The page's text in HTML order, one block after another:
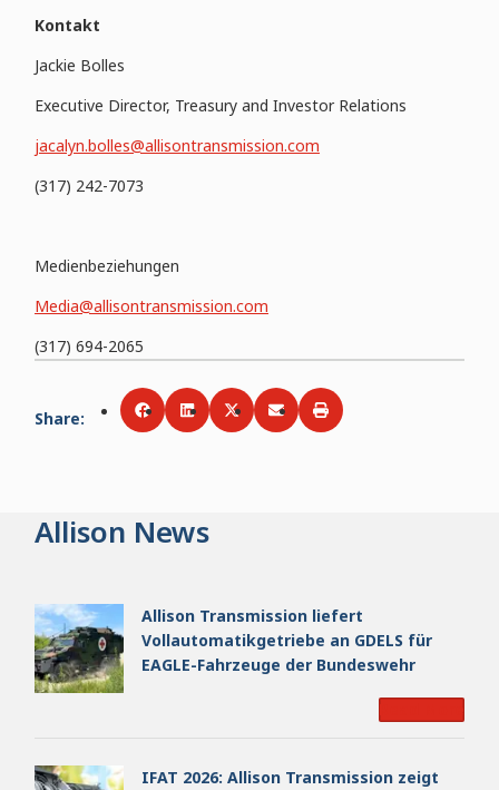
Kontakt
Jackie Bolles
Executive Director, Treasury and Investor Relations
jacalyn.bolles@allisontransmission.com
(317) 242-7073
Medienbeziehungen
Media@allisontransmission.com
(317) 694-2065
Share: Share viaFacebook
Share viaLinkedIn
Share viaTwitter
Share viaEmail
Print
Allison News
Allison Transmission liefert
Vollautomatikgetriebe an GDELS für
EAGLE-Fahrzeuge der Bundeswehr
IFAT 2026: Allison Transmission zeigt